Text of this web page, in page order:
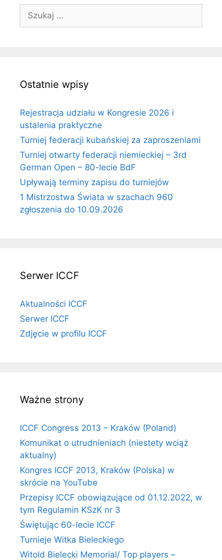
Ostatnie wpisy
Rejestracja udziału w Kongresie 2026 i
ustalenia praktyczne
Turniej federacji kubańskiej za zaproszeniami
Turniej otwarty federacji niemieckiej – 3rd
German Open – 80-lecie BdF
Upływają terminy zapisu do turniejów
1 Mistrzostwa Świata w szachach 960
zgłoszenia do 10.09.2026
Serwer ICCF
Aktualności ICCF
Serwer ICCF
Zdjęcie w profilu ICCF
Ważne strony
ICCF Congress 2013 – Kraków (Poland)
Komunikat o utrudnieniach (niestety wciąż
aktualny)
Kongres ICCF 2013, Kraków (Polska) w
skrócie na YouTube
Przepisy ICCF obowiązujące od 01.12.2022, w
tym Regulamin KSzK nr 3
Świętując 60-lecie ICCF
Turnieje Witka Bieleckiego
Witold Bielecki Memorial/ Top players –